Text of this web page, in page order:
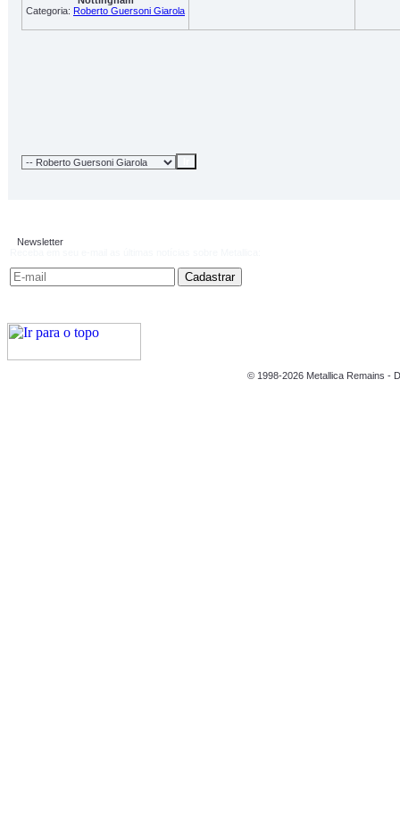
Categoria: Roberto Guersoni Giarola
Newsletter
© 1998-2026 Metallica Remains -